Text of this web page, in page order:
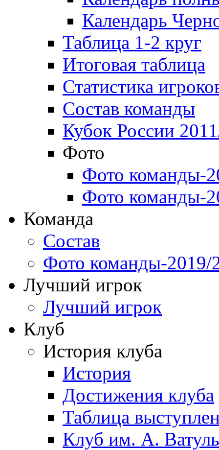
Календарь
Таблица 1-2 круг
Итоговая таблица
Статистика
Состав команды
Кубок России
Фото
Фото команды-
Фото команды-
Команда
Состав
Фото команды-2019/
Лучший игрок
Лучший игрок
Клуб
История клуба
История
Достижения клуба
Таблица
Клуб им. А.